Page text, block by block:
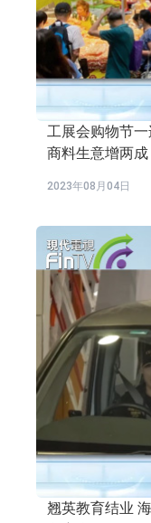
工展会购物节
商料生意增两成
2023年08月04日
翘英教育结业 海关拘翘英教育50岁女